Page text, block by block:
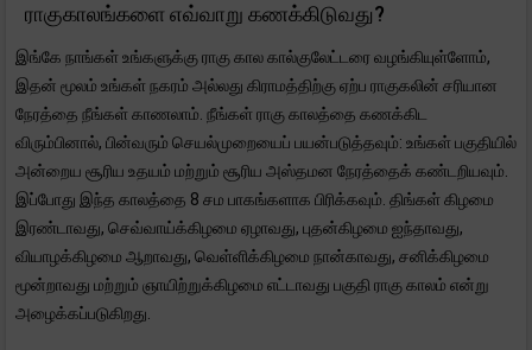
ராகுகாலங்களை எவ்வாறு கணக்கிடுவது?
இங்கே நாங்கள் உங்களுக்கு ராகு கால கால்குலேட்டரை வழங்கியுள்ளோம்,
இதன் மூலம் உங்கள் நகரம் அல்லது கிராமத்திற்கு ஏற்ப ராகுகலின் சரியான
நேரத்தை நீங்கள் காணலாம். நீங்கள் ராகு காலத்தை கணக்கிட
விரும்பினால், பின்வரும் செயல்முறையைப் பயன்படுத்தவும்: உங்கள் பகுதியில்
அன்றைய சூரிய உதயம் மற்றும் சூரிய அஸ்தமன நேரத்தைக் கண்டறியவும்.
இப்போது இந்த காலத்தை 8 சம பாகங்களாக பிரிக்கவும். திங்கள் கிழமை
இரண்டாவது, செவ்வாய்க்கிழமை ஏழாவது, புதன்கிழமை ஐந்தாவது,
வியாழக்கிழமை ஆறாவது, வெள்ளிக்கிழமை நான்காவது, சனிக்கிழமை
மூன்றாவது மற்றும் ஞாயிற்றுக்கிழமை எட்டாவது பகுதி ராகு காலம் என்று
அழைக்கப்படுகிறது.